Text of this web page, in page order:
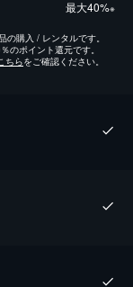
最⼤40%※
購入 / レンタルです。
のポイント還元です。
ちらをご確認ください。